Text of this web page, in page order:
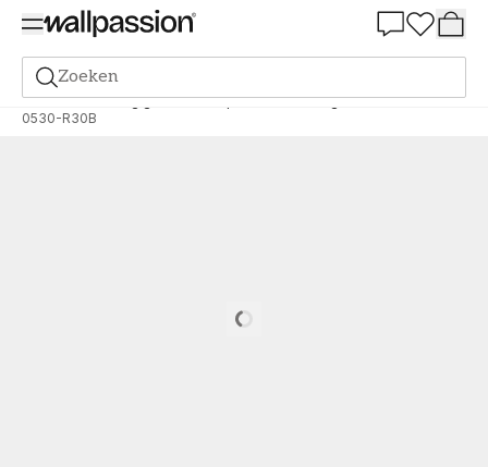
Zoeken
Verf Bestelling gebaseerd op NCS Bestelling door NCS
0530-R30B
Loading…